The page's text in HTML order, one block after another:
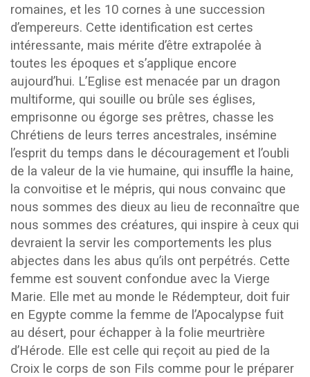
romaines, et les 10 cornes à une succession
d’empereurs. Cette identification est certes
intéressante, mais mérite d’être extrapolée à
toutes les époques et s’applique encore
aujourd’hui. L’Eglise est menacée par un dragon
multiforme, qui souille ou brûle ses églises,
emprisonne ou égorge ses prêtres, chasse les
Chrétiens de leurs terres ancestrales, insémine
l’esprit du temps dans le découragement et l’oubli
de la valeur de la vie humaine, qui insuffle la haine,
la convoitise et le mépris, qui nous convainc que
nous sommes des dieux au lieu de reconnaître que
nous sommes des créatures, qui inspire à ceux qui
devraient la servir les comportements les plus
abjectes dans les abus qu’ils ont perpétrés. Cette
femme est souvent confondue avec la Vierge
Marie. Elle met au monde le Rédempteur, doit fuir
en Egypte comme la femme de l’Apocalypse fuit
au désert, pour échapper à la folie meurtrière
d’Hérode. Elle est celle qui reçoit au pied de la
Croix le corps de son Fils comme pour le préparer